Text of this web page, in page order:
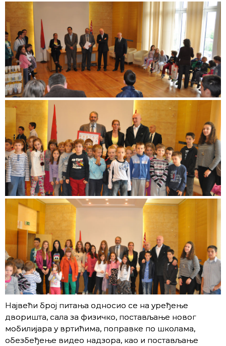
Највећи број питања односио се на уређење
дворишта, сала за физичко, постављање новог
мобилијара у вртићима, поправке по школама,
обезбеђење видео надзора, као и постављање